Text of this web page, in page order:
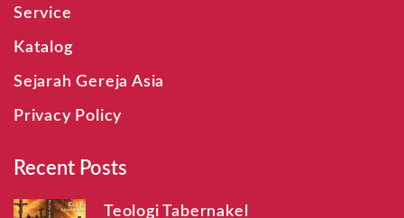
Service
Katalog
Sejarah Gereja Asia
Privacy Policy
Recent Posts
Teologi Tabernakel